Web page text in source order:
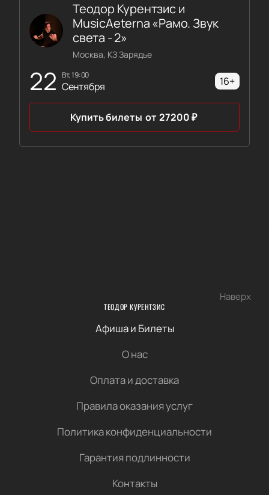
22 вт, 19:00
Сентября
Теодор Курентзис и
MusicAeterna «Рамо. Звук
света - 2»
Москва, КЗ Зарядье
16+
Купить билеты от 27200₽
Наверх
ТЕОДОР КУРЕНТЗИС
Афиша и Билеты
О нас
Оплата и доставка
Правила оказания услуг
Политика конфиденциальности
Гарантия подлинности
Контакты